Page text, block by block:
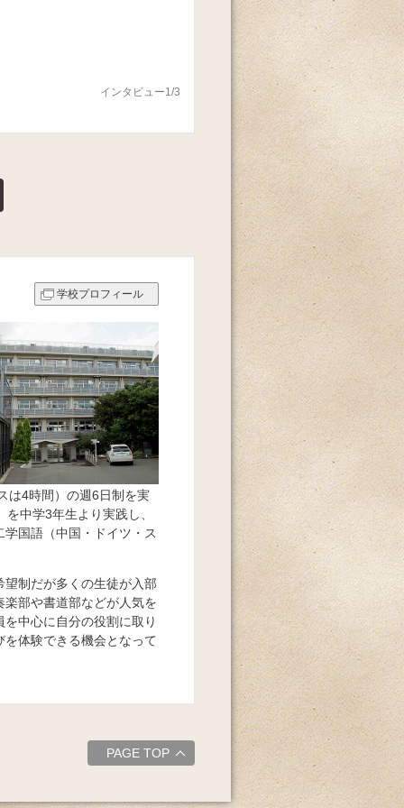
インタビュー1/3
は4時間）の週6日制を実
中学3年生より実践し、
国語（中国・ドイツ・ス
制だが多くの生徒が入部
部や書道部などが人気を
中心に自分の役割に取り
体験できる機会となって
学校プロフィール
PAGE TOP